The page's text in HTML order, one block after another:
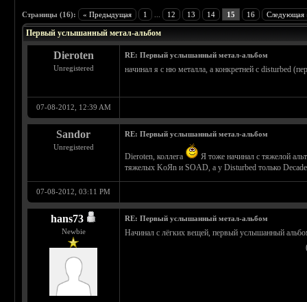
Страницы (16): « Предыдущая 1 12 13 14 15 16 Следующая
Первый услышанный метал-альбом
Dieroten
Unregistered
RE: Первый услышанный метал-альбом
начинал я с ню металла, а конкретней с disturbed
07-08-2012, 12:39 AM
Sandor
Unregistered
RE: Первый услышанный метал-альбом
Dieroten, коллега
Я тоже начинал с тяжелой
тяжелых KoЯn и SOAD, а у Disturbed только
07-08-2012, 03:11 PM
hans73
Newbie
RE: Первый услышанный метал-альбом
Начинал с лёгких вещей, первый услышанный